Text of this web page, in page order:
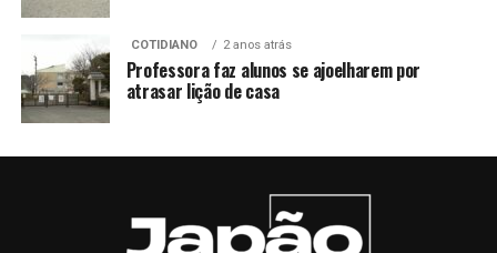
COTIDIANO 2 anos atrás
Professora faz alunos se ajoelharem por
atrasar lição de casa